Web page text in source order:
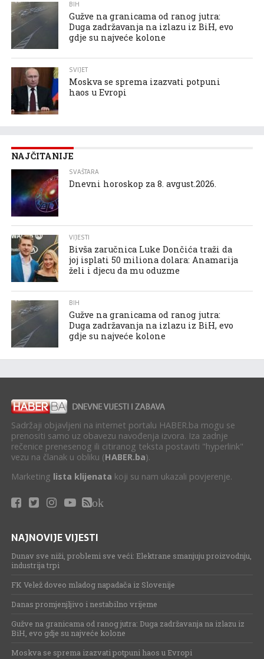
BIH
Gužve na granicama od ranog jutra:
Duga zadržavanja na izlazu iz BiH, evo
gdje su najveće kolone
SVIJET
Moskva se sprema izazvati potpuni
haos u Evropi
NAJČITANIJE
SVAŠTARA
Dnevni horoskop za 8. avgust.2026.
VIJESTI
Bivša zaručnica Luke Dončića traži da
joj isplati 50 miliona dolara: Anamarija
želi i djecu da mu oduzme
BIH
Gužve na granicama od ranog jutra:
Duga zadržavanja na izlazu iz BiH, evo
gdje su najveće kolone
Sadržaji objavljeni na internet portalu HABER.ba mogu se
prenositi samo uz obavezu navođenja izvora. Iza zadnje
rečenice prenesenog ili citiranog teksta postaviti "hyperlink"
vezu na članak u obliku (HABER.ba).
Marketing lista klijenata koji su nam ukazali povjerenje.
ok
NAJNOVIJE VIJESTI
Dunav sve niži, problemi sve veći: Elektrane smanjuju proizvodnju,
industrija trpi
FK Velež doveo mladog napadača iz Slovenije
Danas promjenjljivo i nestabilno vrijeme
Gužve na granicama od ranog jutra: Duga zadržavanja na izlazu iz
BiH, evo gdje su najveće kolone
Moskva se sprema izazvati potpuni haos u Evropi